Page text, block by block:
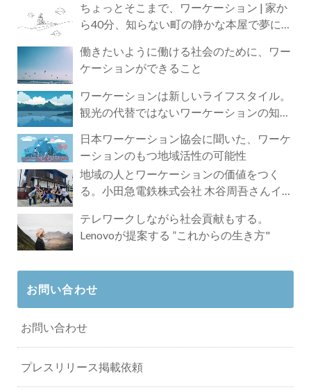
ちょっとそこまで、ワーケーション | 家か
ら40分、知らない町の静かな本屋で夢に近
働きたいように働ける社会のために、ワー
ケーションができること
ワーケーションは新しいライフスタイル。
観光の代替ではないワーケーションの知ら
日本ワーケーション協会に聞いた、ワーケ
ーションのもつ地域活性の可能性
地域の人とワーケーションの価値をつく
る。小田急電鉄株式会社 木谷周吾さんイン
テレワークしながら社会貢献もする。
Lenovoが提案する ”これからの生き方"
お問い合わせ
お問い合わせ
プレスリリース掲載依頼